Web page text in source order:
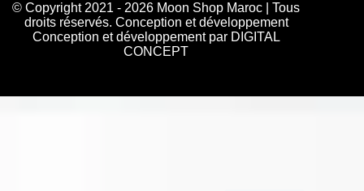
© Copyright 2021 - 2026 Moon Shop Maroc | Tous
droits réservés. Conception et développement
Conception et développement par DIGITAL
CONCEPT